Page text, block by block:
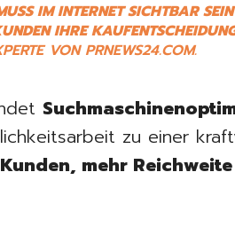
IM INTERNET SICHTBAR
IHRE
VON PRNEWS24.COM.
zu einer
mehr